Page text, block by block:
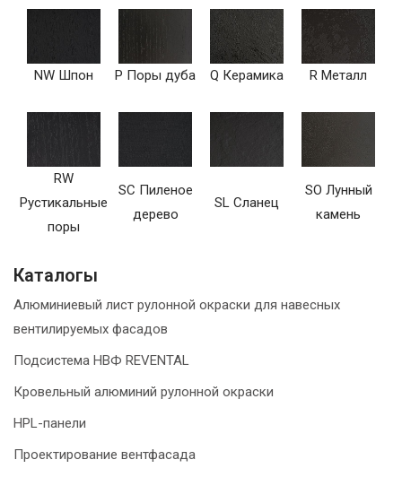
NW Шпон P Поры дуба Q Керамика R Металл
RW
Рустикальные
поры
SC Пиленое
дерево
SL Сланец
SO Лунный
камень
Каталогы
Алюминиевый лист рулонной окраски для навесных
вентилируемых фасадов
Подсистема НВФ REVENTAL
Кровельный алюминий рулонной окраски
HPL-панели
Проектирование вентфасада